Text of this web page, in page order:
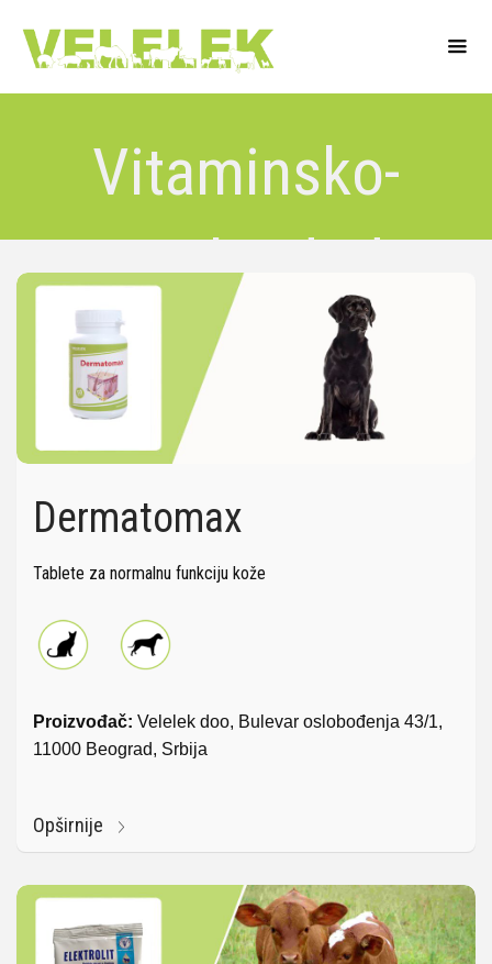
Vitaminsko-
mineralni dodaci
ishrani
Dermatomax
Tablete za normalnu funkciju kože
Proizvođač: Velelek doo, Bulevar oslobođenja 43/1,
11000 Beograd, Srbija
Opširnije